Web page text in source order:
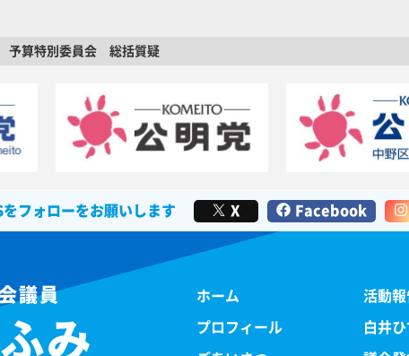
予算特別委員会 総括質疑
フォローをお願いします X Facebook
ホーム
プロフィール
活動報
白井
議員
み